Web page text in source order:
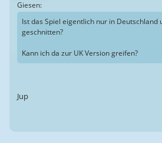
Giesen:
Ist das Spiel eigentlich nur in Deutschland
geschnitten?
Kann ich da zur UK Version greifen?
Jup